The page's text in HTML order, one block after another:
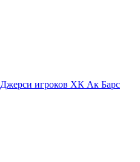
Джерси игроков ХК Ак Барс